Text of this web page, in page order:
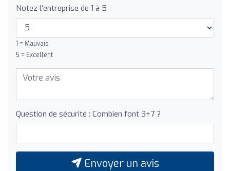
Notez l'entreprise de 1 à 5
1 = Mauvais
5 = Excellent
Question de sécurité : Combien font 3+7 ?
Envoyer un avis